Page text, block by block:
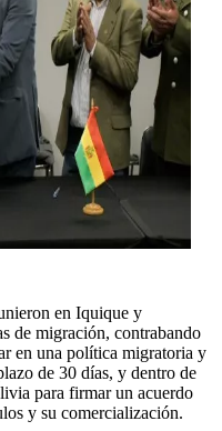
en Iquique y
de migración, contrabando
en una política migratoria y
de 30 días, y dentro de
para firmar un acuerdo
y su comercialización.